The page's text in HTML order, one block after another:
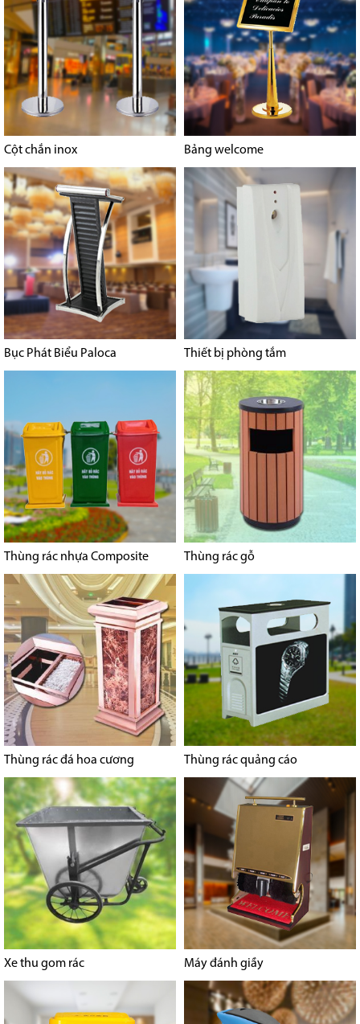
Cột chắn inox Bảng welcome
Bục Phát Biểu Paloca Thiết bị phòng tắm
Thùng rác nhựa Composite Thùng rác gỗ
Thùng rác đá hoa cương Thùng rác quảng cáo
Xe thu gom rác Máy đánh giầy